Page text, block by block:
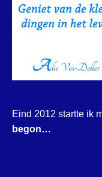
Eind 2012 startte ik
begon…